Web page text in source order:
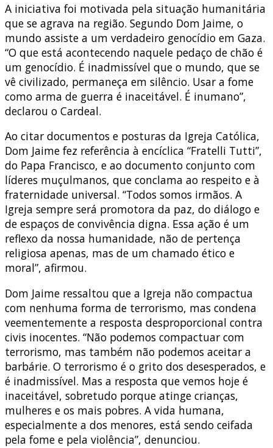
A iniciativa foi motivada pela situação humanitária
que se agrava na região. Segundo Dom Jaime, o
mundo assiste a um verdadeiro genocídio em Gaza.
“O que está acontecendo naquele pedaço de chão é
um genocídio. É inadmissível que o mundo, que se
vê civilizado, permaneça em silêncio. Usar a fome
como arma de guerra é inaceitável. É inumano”,
declarou o Cardeal.
Ao citar documentos e posturas da Igreja Católica,
Dom Jaime fez referência à encíclica “Fratelli Tutti”,
do Papa Francisco, e ao documento conjunto com
líderes muçulmanos, que conclama ao respeito e à
fraternidade universal. “Todos somos irmãos. A
Igreja sempre será promotora da paz, do diálogo e
de espaços de convivência digna. Essa ação é um
reflexo da nossa humanidade, não de pertença
religiosa apenas, mas de um chamado ético e
moral”, afirmou.
Dom Jaime ressaltou que a Igreja não compactua
com nenhuma forma de terrorismo, mas condena
veementemente a resposta desproporcional contra
civis inocentes. “Não podemos compactuar com
terrorismo, mas também não podemos aceitar a
barbárie. O terrorismo é o grito dos desesperados, e
é inadmissível. Mas a resposta que vemos hoje é
inaceitável, sobretudo porque atinge crianças,
mulheres e os mais pobres. A vida humana,
especialmente a dos menores, está sendo ceifada
pela fome e pela violência”, denunciou.